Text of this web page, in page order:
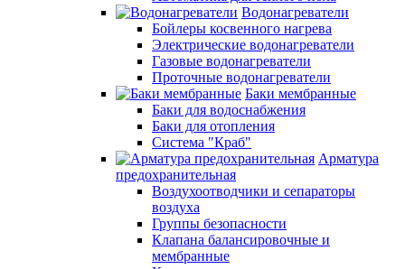
Водонагреватели
Бойлеры косвенного нагрева
Электрические водонагреватели
Газовые водонагреватели
Проточные водонагреватели
Баки мембранные
Баки для водоснабжения
Баки для отопления
Система "Краб"
Арматура
предохранительная
Воздухоотводчики и сепараторы
воздуха
Группы безопасности
Клапана балансировочные и
мембранные